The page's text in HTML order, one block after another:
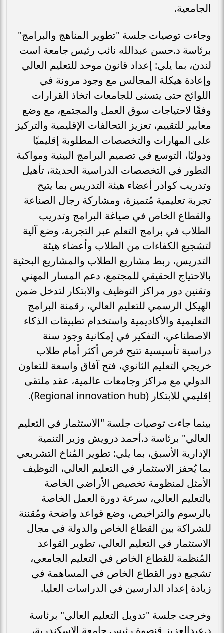
الجامعية.
وجاءت توصيات جلسة "تطوير المناهج والبرامج"
برئاسة د.حسن عبدالله نائب رئيس جامعة است
لندن، بما يلي: إعداد قانون موحد للتعليم العالي
وإعادة هيكلة المجالس مع وجود مرونة في
اللوائح حتى يتسنى للجامعات اتخاذ القرارات
وفقًا لاحتياجات سوق العمل والمجتمع، مع وضع
معايير للتقييم، تعزيز التحالفات الإقليمية والتركيز
على المهارات والتخصصات المطلوبة إقليميًا
ودوليًا، التوسع في تصميم البرامج البينية ومواكبة
التطور في التخصصات الدراسية الحديثة، تأهيل
وتدريب كوادر أعضاء هيئة التدريس بما يتيح
تجربة تعليمية مُتميزة، ومشاركة رجال الصناعة
والقطاع الخاص في صياغة البرامج وتدريب
الطلاب في برامج التعلم عبر التجربة، وضع آلية
لتشجيع الكفاءات من الطلاب وأعضاء هيئة
التدريس، ربط مشاريع الطلاب والمشاريع البحثية
بالاحتياج الحقيقي للمجتمع، دعم المسار المهني
وتقنين دور مراكز التوظيف والابتكار لتدخل ضمن
الهيكل الرسمي للتعليم العالي، رقمنة البرامج
التعليمية والأكاديمية واستخدام تطبيقات الذكاء
الاصطناعي، التفكير في إمكانية وجود سنة
دراسية تأسيسية تتيح فرص أكثر أمام طلاب
خريجي التعليم الثانوي، فتح آفاق واسعة للتعاون
الدولي مع مراكز وجامعات عالمية، عقد ملتقى
إقليمي للابتكار (Regional innovation hub).
بينما جاءت توصيات جلسة "الاستثمار في التعليم
العالي" برئاسة د.أحمد درويش وزير التنمية
الإدارية الأسبق، بما يلي: تطوير المُناخ التشريعي
بما يُحفز الاستثمار في التعليم العالي، التوظيف
الأمثل لمنظومة تخصيص الأراضي الخاصة
بالتعليم العالي، سرعة دورة العمل الخاصة
بالرسوم والتراخيص، وضع قواعد واضحة ومُقننة
للشراكة بين القطاع الخاص والدولة في مجال
الاستثمار في التعليم العالي، تطوير القواعد
المُنظمة للقطاع الخاص في التعليم الجامعي،
تشجيع دور القطاع الخاص في المساهمة في
زيادة إعداد الدارسين في الدراسات العليا.
وخرجت جلسة "تدويل التعليم العالي" برئاسة
د.عبدالعزيز قنصوة رئيس جامعة الإسكندرية،